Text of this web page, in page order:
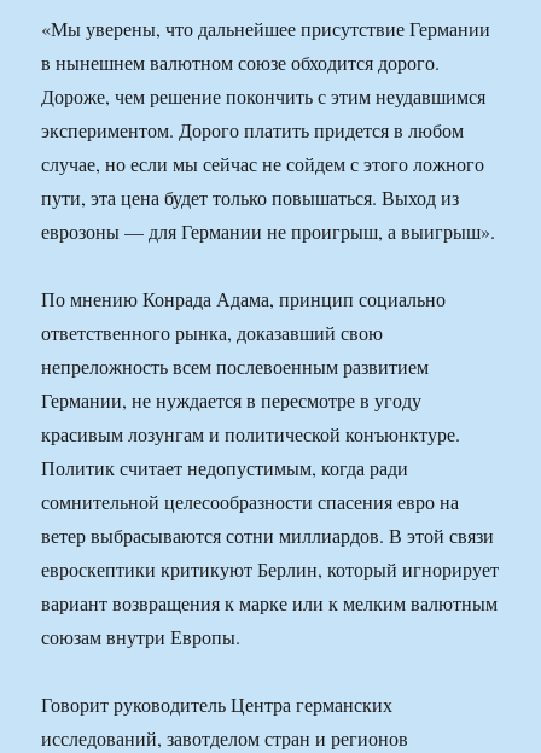
«Мы уверены, что дальнейшее присутствие Германии
в нынешнем валютном союзе обходится дорого.
Дороже, чем решение покончить с этим неудавшимся
экспериментом. Дорого платить придется в любом
случае, но если мы сейчас не сойдем с этого ложного
пути, эта цена будет только повышаться. Выход из
еврозоны — для Германии не проигрыш, а выигрыш».
По мнению Конрада Адама, принцип социально
ответственного рынка, доказавший свою
непреложность всем послевоенным развитием
Германии, не нуждается в пересмотре в угоду
красивым лозунгам и политической конъюнктуре.
Политик считает недопустимым, когда ради
сомнительной целесообразности спасения евро на
ветер выбрасываются сотни миллиардов. В этой связи
евроскептики критикуют Берлин, который игнорирует
вариант возвращения к марке или к мелким валютным
союзам внутри Европы.
Говорит руководитель Центра германских
исследований, завотделом стран и регионов